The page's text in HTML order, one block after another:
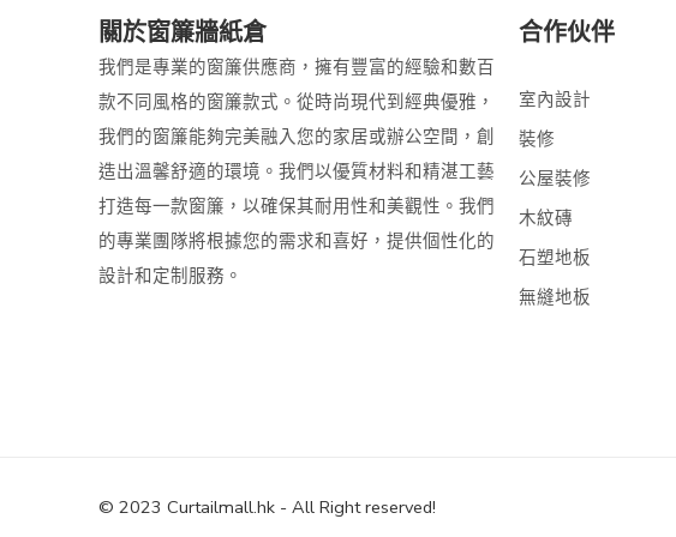
關於窗簾牆紙倉
我們是專業的窗簾供應商，擁有豐富的經驗和數百
款不同風格的窗簾款式。從時尚現代到經典優雅，
我們的窗簾能夠完美融入您的家居或辦公空間，創
造出溫馨舒適的環境。我們以優質材料和精湛工藝
打造每一款窗簾，以確保其耐用性和美觀性。我們
的專業團隊將根據您的需求和喜好，提供個性化的
設計和定制服務。
合作伙伴
室內設計
裝修
公屋裝修
木紋磚
石塑地板
無縫地板
© 2023 Curtailmall.hk - All Right reserved!